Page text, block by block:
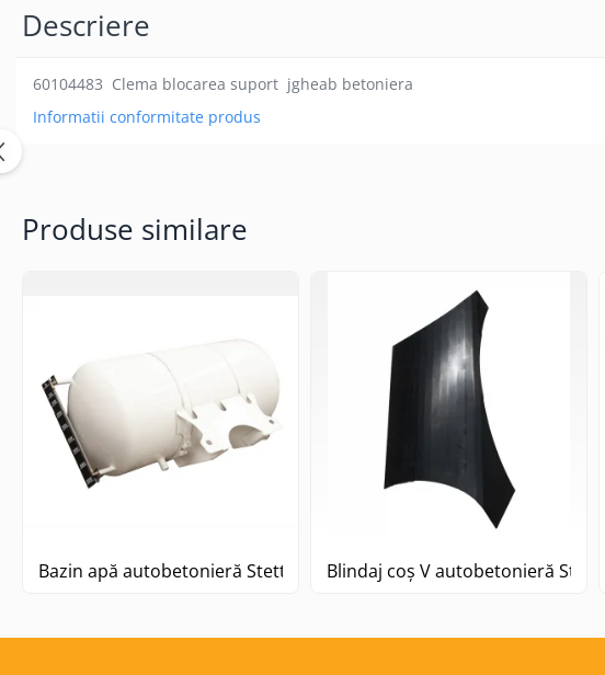
Descriere
60104483 Clema blocarea suport jgheab betoniera
Informatii conformitate produs
Produse similare
Bazin apă autobetonieră Stetter Blindaj coș V autobetonieră Stetter